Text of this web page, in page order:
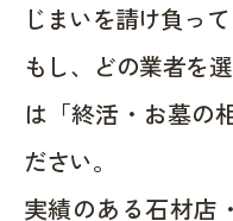
じまいを請け負っ
もし、どの業者を
は「終活・お墓の
ださい。
実績のある石材店